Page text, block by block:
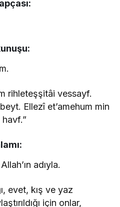
:
rihleteşşitâi vessayf.
Ellezî et’amehum min
adıyla.
evet, kış ve yaz
için onlar,